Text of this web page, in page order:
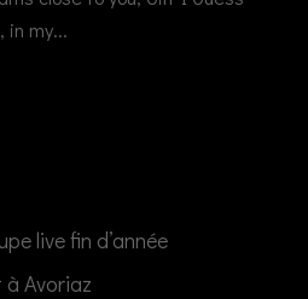
in my...
live fin d’année
à Avoriaz